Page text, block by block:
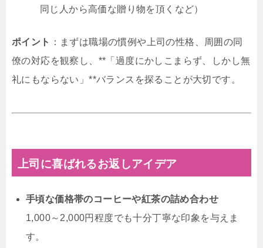
同じ人から高価な贈り物を頂くなど）
ポイント
：まずは職場の慣例や上司の性格、周囲の同
僚の対応を観察し、**「過度にかしこまらず、しかし無
礼にもならない」**バランスを探ることが大切です。
上司に喜ばれるお返しアイデア
手頃な価格帯のコーヒーや紅茶の詰め合わせ
1,000～2,000円程度でも十分丁寧な印象を与えま
す。